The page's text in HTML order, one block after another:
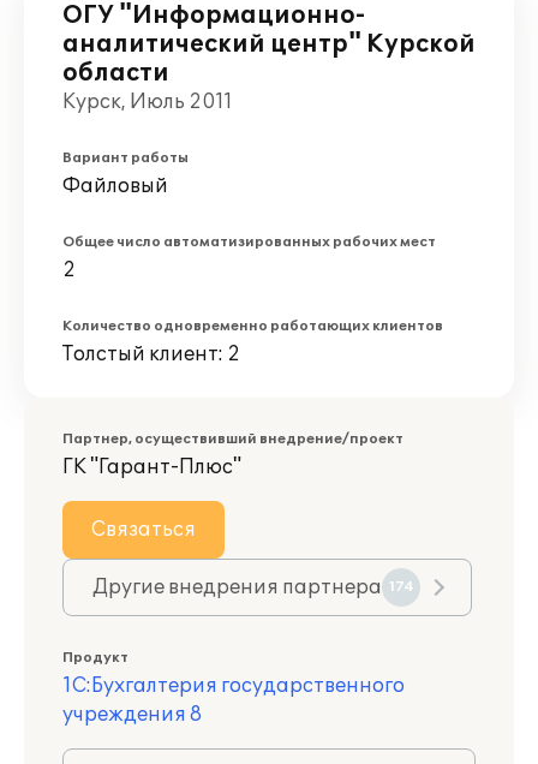
ОГУ "Информационно-
аналитический центр" Курской
области
Курск, Июль 2011
Вариант работы
Файловый
Общее число автоматизированных рабочих мест
2
Количество одновременно работающих клиентов
Толстый клиент: 2
Партнер, осуществивший внедрение/проект
ГК "Гарант-Плюс"
Связаться
Другие внедрения партнера 174
Продукт
1С:Бухгалтерия государственного
учреждения 8